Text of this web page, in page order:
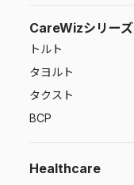
CareWizシリーズ
トルト
タヨルト
タクスト
BCP
Healthcare